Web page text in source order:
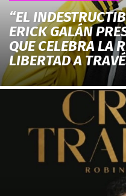
“EL
ERICK GALÁN
QUE CELEBRA LA
LIBERTAD A